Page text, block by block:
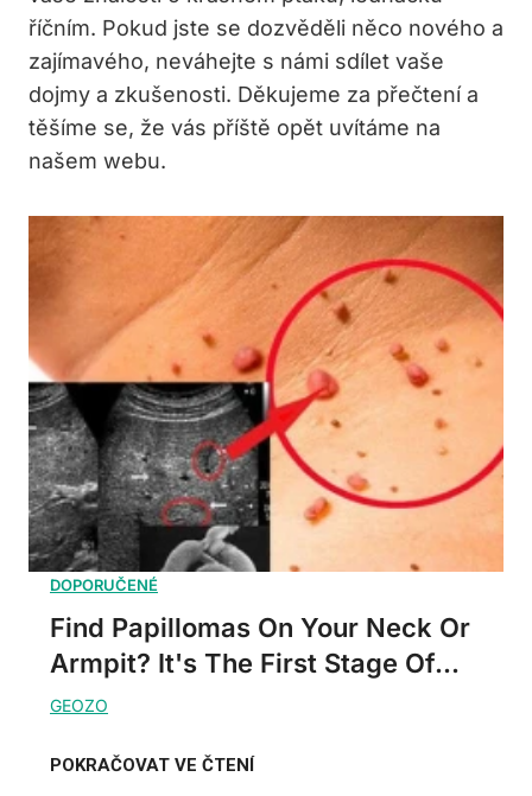
říčním. Pokud jste se dozvěděli něco nového a
zajímavého, neváhejte s námi sdílet vaše
dojmy a zkušenosti. Děkujeme za přečtení a
těšíme se, že vás příště opět uvítáme na
našem webu.
Find Papillomas On Your Neck Or
Armpit? It's The First Stage Of...